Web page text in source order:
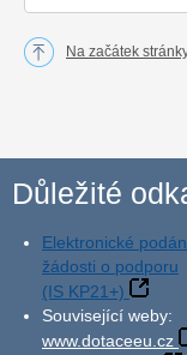
Na začátek
Důležité
Elektronické
žádosti o podporu
(IS KP21+)
Související weby:
www.dotaceeu.cz